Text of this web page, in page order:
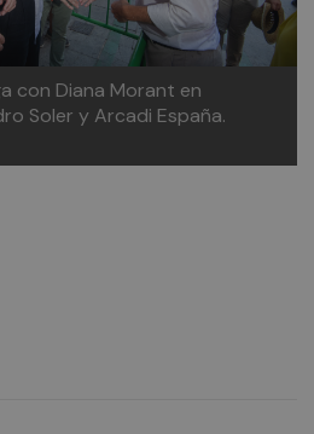
con Diana Morant en
Soler y Arcadi España.